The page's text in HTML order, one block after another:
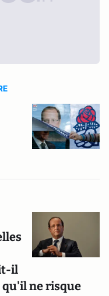
il
ne risque